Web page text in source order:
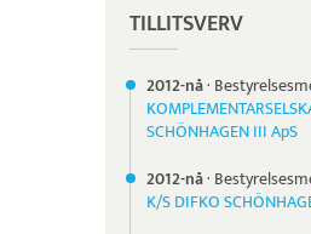
TILLITSVERV
2012-nå·
SCHÖNHAGEN III ApS
2012-nå·
K/S DIFKO